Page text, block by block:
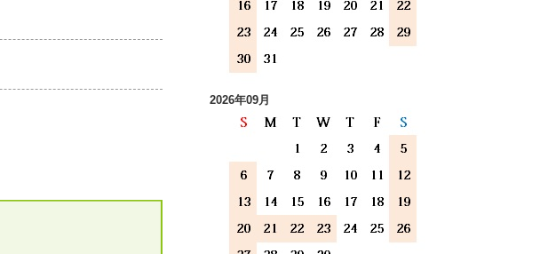
2026年09月